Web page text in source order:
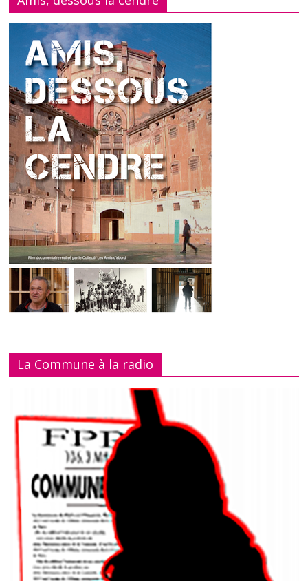
La Commune à la radio